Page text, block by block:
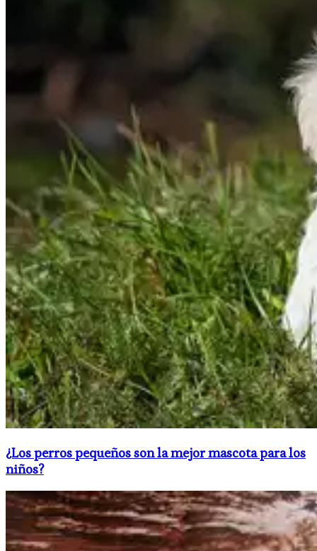
​¿Los perros pequeños son la mejor mascota para los
niños?